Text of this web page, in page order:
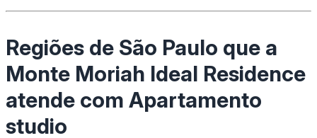
Regiões de São Paulo que a
Monte Moriah Ideal Residence
atende com Apartamento
studio